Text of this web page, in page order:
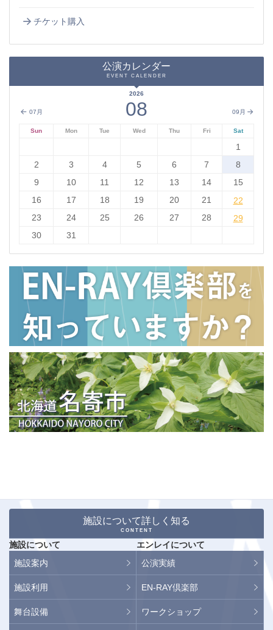
チケット購入
公演カレンダー
EVENT CALENDER
07月 09月
2026
08
Sun Mon Tue Wed Thu Fri Sat
1
2
3 4 5 6 7
8
9
10 11 12 13 14
15
16
17 18 19 20 21 22
22
23
24 25 26 27 28 29
29
30
31
施設について詳しく知る
CONTENT
施設について
施設案内
施設利用
舞台設備
エンレイについて
公演実績
EN-RAY倶楽部
ワークショップ